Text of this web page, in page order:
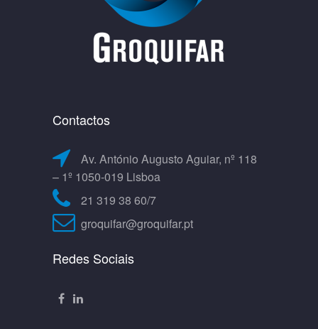
Contactos
Av. António Augusto Aguiar, nº 118
– 1º 1050-019 Lisboa
21 319 38 60/7
groquifar@groquifar.pt
Redes Sociais